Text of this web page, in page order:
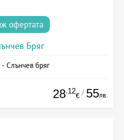
офертата
Бряг
Слънчев бряг
28.12
€ / 55лв.